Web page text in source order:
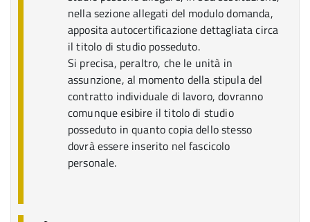
nella sezione allegati del modulo domanda,
apposita autocertificazione dettagliata circa
il titolo di studio posseduto.
Si precisa, peraltro, che le unità in
assunzione, al momento della stipula del
contratto individuale di lavoro, dovranno
comunque esibire il titolo di studio
posseduto in quanto copia dello stesso
dovrà essere inserito nel fascicolo
personale.